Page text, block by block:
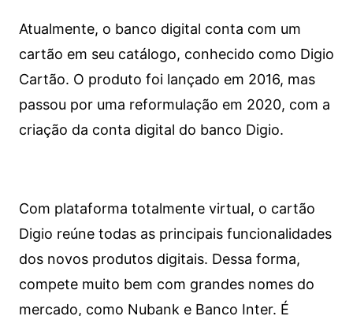
Atualmente, o banco digital conta com um
cartão em seu catálogo, conhecido como Digio
Cartão. O produto foi lançado em 2016, mas
passou por uma reformulação em 2020, com a
criação da conta digital do banco Digio.
Com plataforma totalmente virtual, o cartão
Digio reúne todas as principais funcionalidades
dos novos produtos digitais. Dessa forma,
compete muito bem com grandes nomes do
mercado, como Nubank e Banco Inter. É